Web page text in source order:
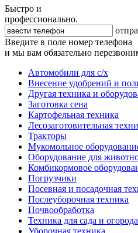
Быстро и
профессионально.
Введите в поле номер телефона
и мы вам обязательно
Автомобили для с/х
Внесение удобрений и
Другая техника и
Заготовка сена
Картофельная техника
Лесозаготовительная
Тракторы
Мукомольное
Оборудование для
Комбикормовое
Погрузчики
Посевная и посадочная
Послеуборочная техника
Почвообработка
Техника для сада и огорода
Уборочная техника